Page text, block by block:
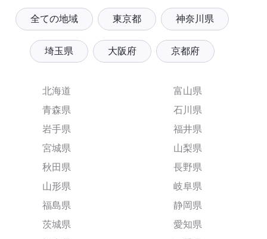
全ての地域 東京都 神奈川県
埼玉県 大阪府 京都府
北海道
青森県
岩手県
宮城県
秋田県
山形県
福島県
茨城県
富山県
石川県
福井県
山梨県
長野県
岐阜県
静岡県
愛知県